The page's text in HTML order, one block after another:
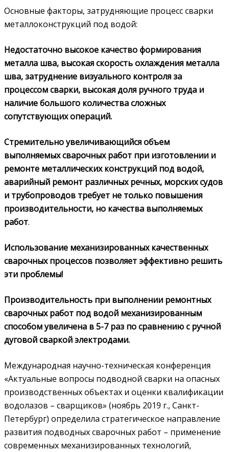
Основные факторы, затрудняющие процесс сварки
металлоконструкций под водой:
Недостаточно высокое качество формирования
металла шва, высокая скорость охлаждения металла
шва, затруднение визуального контроля за
процессом сварки, высокая доля ручного труда и
наличие большого количества сложных
сопутствующих операций.
Стремительно увеличивающийся объем
выполняемых сварочных работ при изготовлении и
ремонте металлических конструкций под водой,
аварийный ремонт различных речных, морских судов
и трубопроводов требует не только повышения
производительности, но качества выполняемых
работ.
Использование механизированных качественных
сварочных процессов позволяет эффективно решить
эти проблемы!
Производительность при выполнении ремонтных
сварочных работ под водой механизированным
способом увеличена в 5-7 раз по сравнению с ручной
дуговой сваркой электродами.
Международная научно-техническая конференция
«Актуальные вопросы подводной сварки на опасных
производственных объектах и оценки квалификации
водолазов – сварщиков» (ноябрь 2019 г., Санкт-
Петербург) определила стратегическое направление
развития подводных сварочных работ – применение
современных механизированных технологий,